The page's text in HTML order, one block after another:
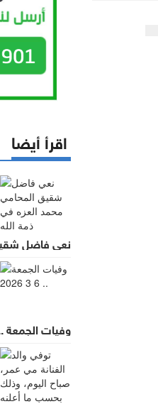
اقرأ أيضا
نعي فاضل
وفيات الجمعة .. 6 / 3 /